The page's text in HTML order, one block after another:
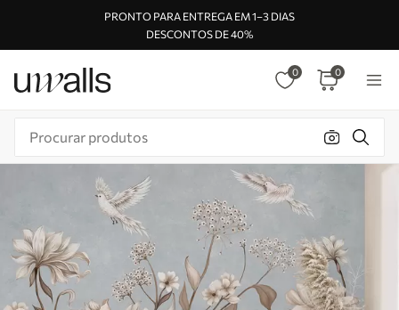
PRONTO PARA ENTREGA EM 1–3 DIAS
DESCONTOS DE 40%
0 0